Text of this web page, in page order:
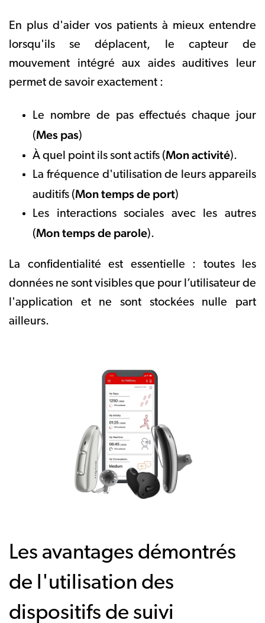
En plus d'aider vos patients à mieux entendre
lorsqu'ils se déplacent, le capteur de
mouvement intégré aux aides auditives leur
permet de savoir exactement :
Le nombre de pas effectués chaque jour
(Mes pas)
À quel point ils sont actifs (Mon activité).
La fréquence d'utilisation de leurs appareils
auditifs (Mon temps de port)
Les interactions sociales avec les autres
(Mon temps de parole).
La confidentialité est essentielle : toutes les
données ne sont visibles que pour l’utilisateur de
l'application et ne sont stockées nulle part
ailleurs.
Les avantages démontrés
de l'utilisation des
dispositifs de suivi